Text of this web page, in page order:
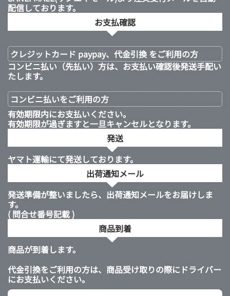
配信しております。
お支払確認
クレジットカード paypay、代金引換 をご利用の方
コンビニ払い（先払い）方は、お支払い確認後発送手配い
たします。
コンビニ払いをご利用の方
有効期限内にお支払いください。
有効期限が過ぎますと一旦キャンセルとなります。
発送
ヤマト運輸にて発送しております。
出荷通知メール
発送準備が整いましたら、出荷通知メールをお届けしま
す。
( 問合せ番号記載 )
商品到着
商品が到着します。
代金引換をご利用の方は、商品受け取りの際にドライバー
にお支払いください。